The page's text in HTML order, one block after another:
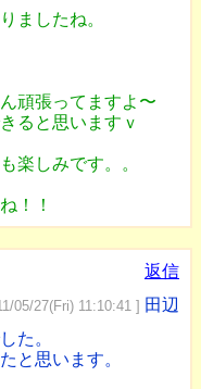
ましたね。
頑張ってますよ〜
ると思いますｖ
楽しみです。。
！！
返信
05/27(Fri) 11:10:41 ] 田辺
た。
と思います。